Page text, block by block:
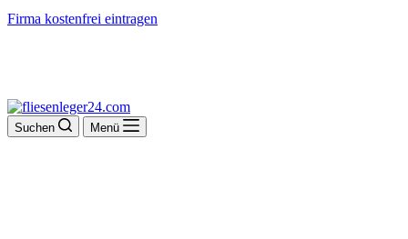
Firma kostenfrei eintragen
Suchen Menü